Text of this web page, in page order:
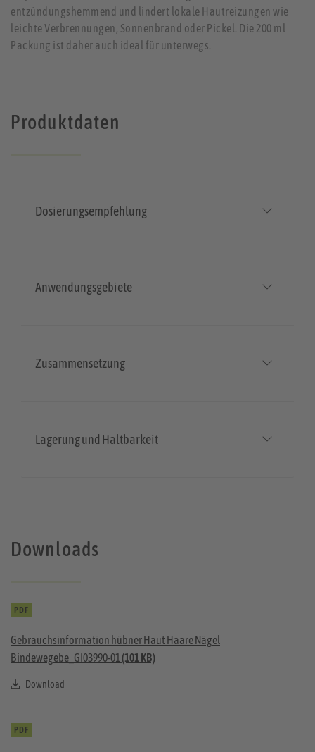
entzündungshemmend und lindert lokale Hautreizungen wie
leichte Verbrennungen, Sonnenbrand oder Pickel. Die 200 ml
Packung ist daher auch ideal für unterwegs.
Produktdaten
Dosierungsempfehlung
Anwendungsgebiete
Zusammensetzung
Lagerung und Haltbarkeit
Downloads
PDF
Gebrauchsinformation hübner Haut Haare Nägel
Bindewegebe_GI03990-01 (101 KB)
Download
PDF